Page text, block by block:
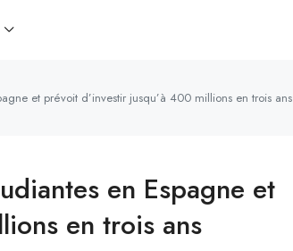
et prévoit d’investir jusqu’à 400 millions en trois ans
en Espagne et
en trois ans